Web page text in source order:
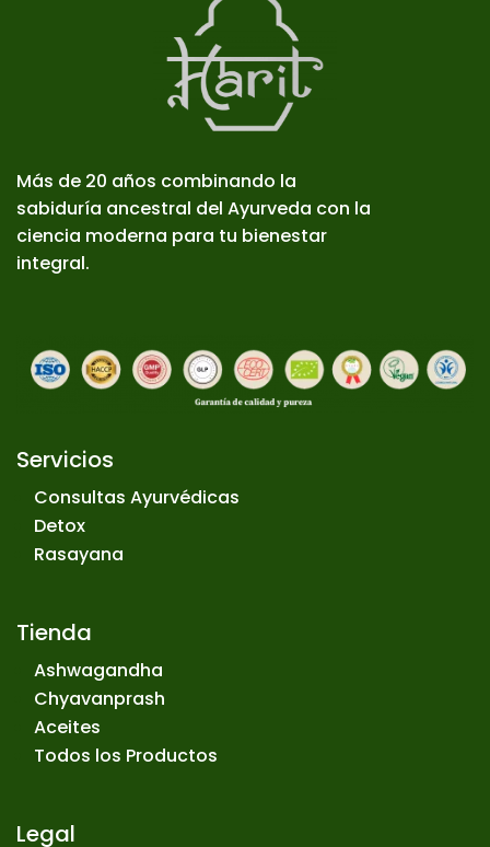
Más de 20 años combinando la
sabiduría ancestral del Ayurveda con la
ciencia moderna para tu bienestar
integral.
Servicios
Consultas Ayurvédicas
Detox
Rasayana
Tienda
Ashwagandha
Chyavanprash
Aceites
Todos los Productos
Legal